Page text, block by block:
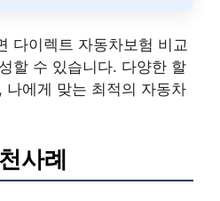
다이렉트 자동차보험 비교
할 수 있습니다. 다양한 할
나에게 맞는 최적의 자동차
사례